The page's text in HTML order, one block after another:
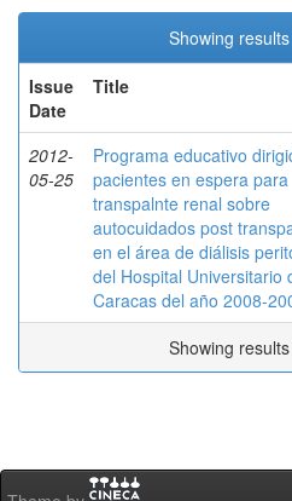
Showing
Issue
Date
Title
2012-
05-25
Programa educativo
pacientes en espera para
transpalnte renal sobre
autocuidados post
en el área de diálisis
del Hospital Universitario
Caracas del año 2008-
Showing